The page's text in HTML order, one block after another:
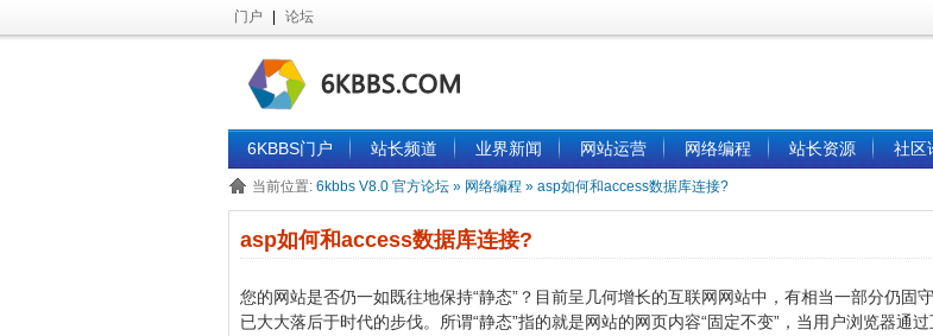
门户 论坛
6KBBS门户 站长频道 业界新闻 网站运营 网络编程 站长资源 社区
当前位置: 6kbbs V8.0 官方论坛 » 网络编程 » asp如何和access数据库连接?
asp如何和access数据库连接?
您的网站是否仍一如既往地保持“静态”？目前呈几何增长的互联网网站中，有相当一部分仍固守
已大大落后于时代的步伐。所谓“静态”指的就是网站的网页内容“固定不变”，当用户浏览器通